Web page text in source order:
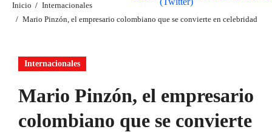
Inicio
Internacionales
Mario Pinzón, el empresario colombiano que se convierte en celebridad
Internacionales
Mario Pinzón, el empresario
colombiano que se convierte